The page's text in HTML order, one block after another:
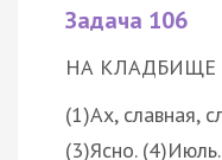
Задача 106
НА КЛАДБИЩЕ
(1)Ах, славная,
(3)Ясно.